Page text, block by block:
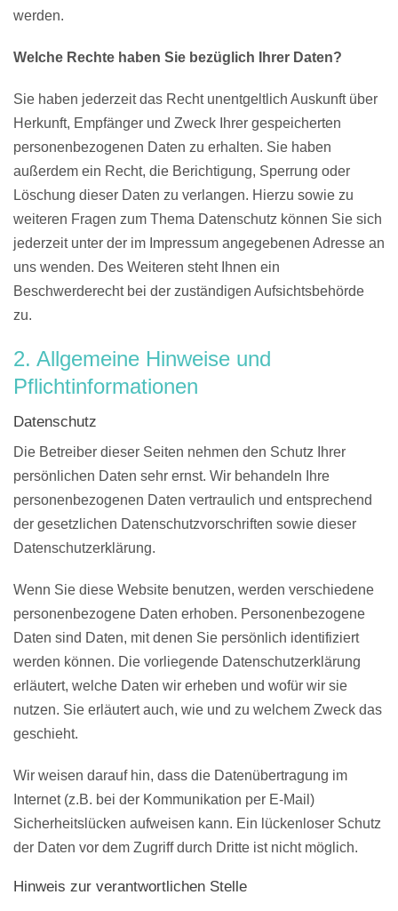
werden.
Welche Rechte haben Sie bezüglich Ihrer Daten?
Sie haben jederzeit das Recht unentgeltlich Auskunft über
Herkunft, Empfänger und Zweck Ihrer gespeicherten
personenbezogenen Daten zu erhalten. Sie haben
außerdem ein Recht, die Berichtigung, Sperrung oder
Löschung dieser Daten zu verlangen. Hierzu sowie zu
weiteren Fragen zum Thema Datenschutz können Sie sich
jederzeit unter der im Impressum angegebenen Adresse an
uns wenden. Des Weiteren steht Ihnen ein
Beschwerderecht bei der zuständigen Aufsichtsbehörde
zu.
2. Allgemeine Hinweise und
Pflichtinformationen
Datenschutz
Die Betreiber dieser Seiten nehmen den Schutz Ihrer
persönlichen Daten sehr ernst. Wir behandeln Ihre
personenbezogenen Daten vertraulich und entsprechend
der gesetzlichen Datenschutzvorschriften sowie dieser
Datenschutzerklärung.
Wenn Sie diese Website benutzen, werden verschiedene
personenbezogene Daten erhoben. Personenbezogene
Daten sind Daten, mit denen Sie persönlich identifiziert
werden können. Die vorliegende Datenschutzerklärung
erläutert, welche Daten wir erheben und wofür wir sie
nutzen. Sie erläutert auch, wie und zu welchem Zweck das
geschieht.
Wir weisen darauf hin, dass die Datenübertragung im
Internet (z.B. bei der Kommunikation per E-Mail)
Sicherheitslücken aufweisen kann. Ein lückenloser Schutz
der Daten vor dem Zugriff durch Dritte ist nicht möglich.
Hinweis zur verantwortlichen Stelle